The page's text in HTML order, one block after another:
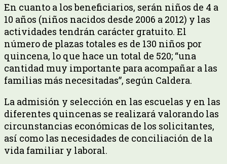
En cuanto a los beneficiarios, serán niños de 4 a
10 años (niños nacidos desde 2006 a 2012) y las
actividades tendrán carácter gratuito. El
número de plazas totales es de 130 niños por
quincena, lo que hace un total de 520; “una
cantidad muy importante para acompañar a las
familias más necesitadas”, según Caldera.
La admisión y selección en las escuelas y en las
diferentes quincenas se realizará valorando las
circunstancias económicas de los solicitantes,
así como las necesidades de conciliación de la
vida familiar y laboral.